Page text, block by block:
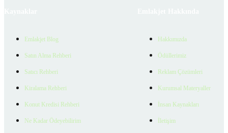
Emlakjet Blog
Satın Alma Rehberi
Satıcı Rehberi
Kiralama Rehberi
Konut Kredisi Rehberi
Ne Kadar Ödeyebilirim
Hakkımızda
Ödüllerimiz
Reklam Çözümleri
Kurumsal Materyaller
İnsan Kaynakları
İletişim